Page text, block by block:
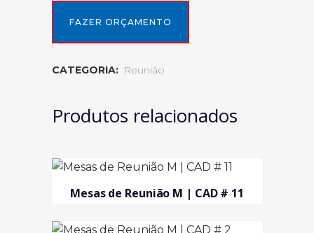
FAZER ORÇAMENTO
CATEGORIA: Reunião
Produtos relacionados
Mesas de Reunião M | CAD # 11